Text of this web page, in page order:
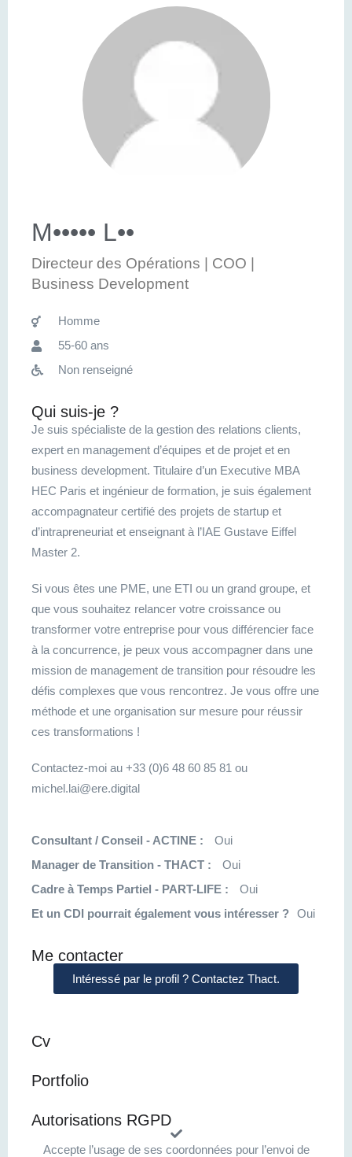
M••••• L••
Directeur des Opérations | COO |
Business Development
Homme
55-60 ans
Non renseigné
Qui suis-je ?
Je suis spécialiste de la gestion des relations clients,
expert en management d’équipes et de projet et en
business development. Titulaire d’un Executive MBA
HEC Paris et ingénieur de formation, je suis également
accompagnateur certifié des projets de startup et
d’intrapreneuriat et enseignant à l’IAE Gustave Eiffel
Master 2.
Si vous êtes une PME, une ETI ou un grand groupe, et
que vous souhaitez relancer votre croissance ou
transformer votre entreprise pour vous différencier face
à la concurrence, je peux vous accompagner dans une
mission de management de transition pour résoudre les
défis complexes que vous rencontrez. Je vous offre une
méthode et une organisation sur mesure pour réussir
ces transformations !
Contactez-moi au +33 (0)6 48 60 85 81 ou
michel.lai@ere.digital
Consultant / Conseil - ACTINE :
Oui
Manager de Transition - THACT :
Oui
Cadre à Temps Partiel - PART-LIFE :
Oui
Et un CDI pourrait également vous intéresser ? Oui
Me contacter
Intéressé par le profil ? Contactez Thact.
Cv
Portfolio
Autorisations RGPD
Accepte l’usage de ses coordonnées pour l’envoi de